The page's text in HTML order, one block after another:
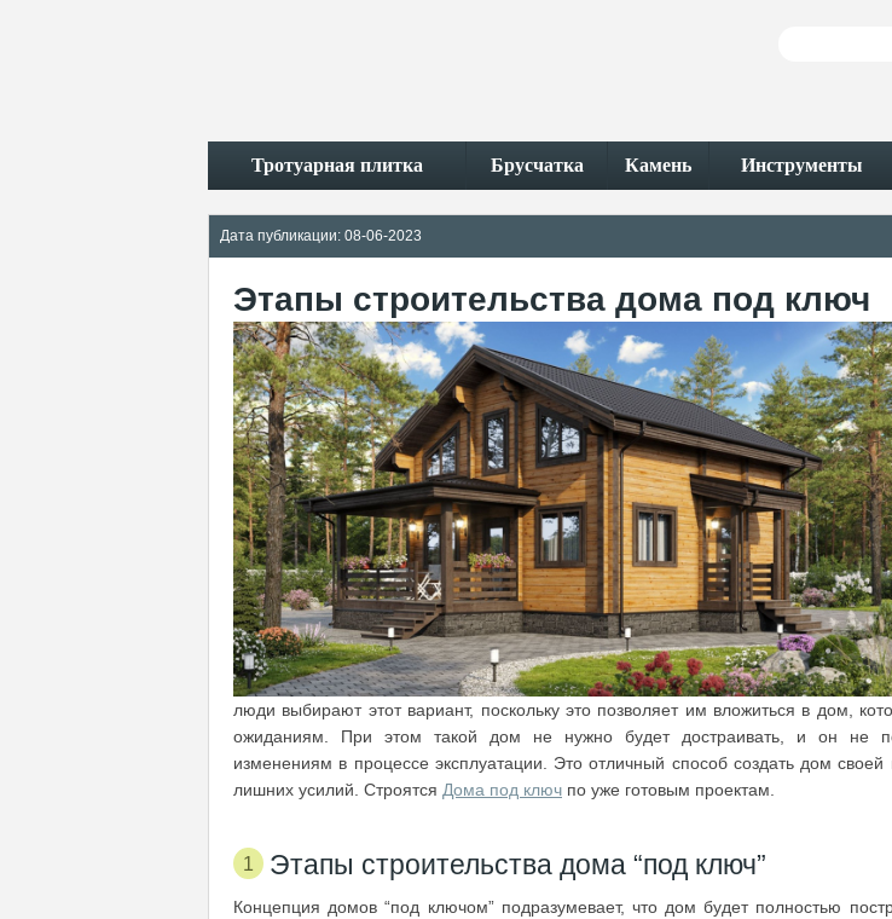
Тротуарная плитка Брусчатка Камень Инструменты
Дата публикации: 08-06-2023
Этапы строительства дома под ключ
люди выбирают этот вариант, поскольку это позволяет им вложиться в дом,
ожиданиям. При этом такой дом не нужно будет достраивать, и он не
изменениям в процессе эксплуатации. Это отличный способ создать дом своей
лишних усилий. Строятся Дома под ключ по уже готовым проектам.
Этапы строительства дома “под ключ”
Концепция домов “под ключом” подразумевает, что дом будет полностью